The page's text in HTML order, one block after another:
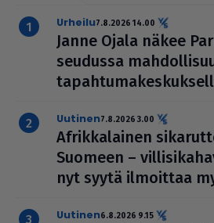
urheilu7.8.2026 14.00
Janne Ojala näkee
seu­dussa
uutinen7.8.2026 3.00
Afrik­ka­lai­nen
Suomeen –
nyt syytä ilmoittaa
uutinen6.8.2026 9.15